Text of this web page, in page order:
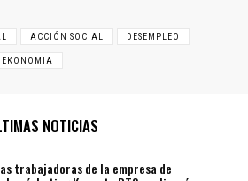
ACCIÓN SOCIAL DESEMPLEO
NOTICIAS
trabajadoras de la empresa de